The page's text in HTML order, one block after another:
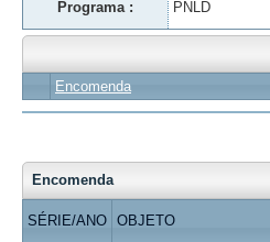
Programa : PNLD
Encomenda
Encomenda
SÉRIE/ANO OBJETO